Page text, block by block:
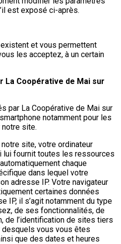
est exposé ci-après.
et vous permettent
les acceptez, à un certain
La Coopérative de Mai sur
par La Coopérative de Mai sur
notamment pour les
site.
site, votre ordinateur
lui fournit toutes les ressources
chaque
dans lequel votre
adresse IP. Votre navigateur
certaines données
IP, il s’agit notamment du type
de ses fonctionnalités, de
de l’identification de sites tiers
desquels vous vous êtes
que des dates et heures